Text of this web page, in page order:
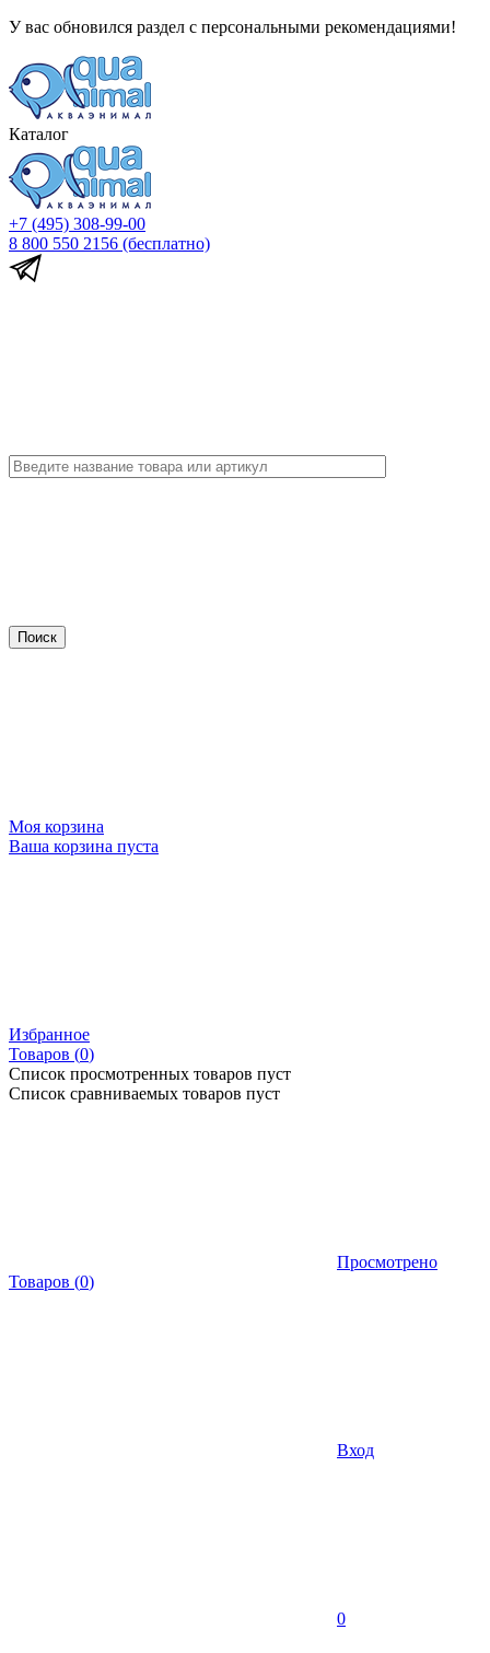
У вас обновился раздел с персональными рекомендациями!
Каталог
+7 (495) 308-99-00
8 800 550 2156 (бесплатно)
Моя корзина
Ваша корзина пуста
Избранное
Товаров (0)
Список просмотренных товаров пуст
Список сравниваемых товаров пуст
Просмотрено
Товаров (0)
Вход
0